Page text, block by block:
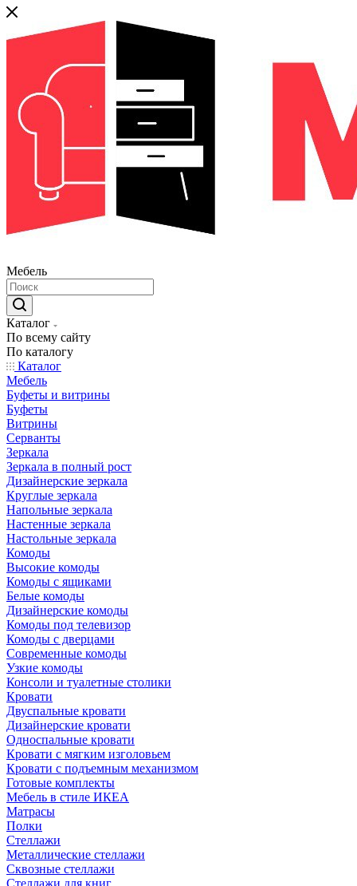
Мебель
Каталог
По всему сайту
По каталогу
Каталог
Мебель
Буфеты и витрины
Буфеты
Витрины
Серванты
Зеркала
Зеркала в полный рост
Дизайнерские зеркала
Круглые зеркала
Напольные зеркала
Настенные зеркала
Настольные зеркала
Комоды
Высокие комоды
Комоды с ящиками
Белые комоды
Дизайнерские комоды
Комоды под телевизор
Комоды с дверцами
Современные комоды
Узкие комоды
Консоли и туалетные столики
Кровати
Двуспальные кровати
Дизайнерские кровати
Односпальные кровати
Кровати с мягким изголовьем
Кровати с подъемным механизмом
Готовые комплекты
Мебель в стиле ИКЕА
Матрасы
Полки
Стеллажи
Металлические стеллажи
Сквозные стеллажи
Стеллажи для книг